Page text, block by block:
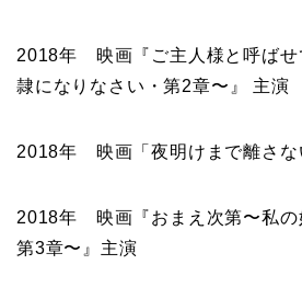
2018年 映画『ご主人様と呼ばせ
隷になりなさい・第2章〜』 主演
2018年 映画「夜明けまで離さな
2018年 映画『おまえ次第〜私の
第3章〜』主演